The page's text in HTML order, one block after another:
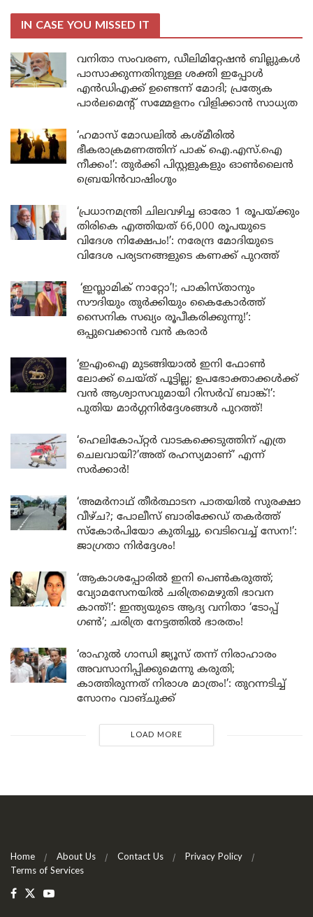
IN CASE YOU MISSED IT
വനിതാ സംവരണ, ഡീലിമിറ്റേഷൻ ബില്ലുകൾ
പാസാക്കുന്നതിനുള്ള ശക്തി ഇപ്പോൾ
എൻഡിഎക്ക് ഉണ്ടെന്ന് മോദി; പ്രത്യേക
പാർലമെന്റ് സമ്മേളനം വിളിക്കാൻ സാധ്യത
‘ഹമാസ് മോഡലിൽ കശ്മീരിൽ
ഭീകരാക്രമണത്തിന് പാക് ഐ.എസ്.ഐ
നീക്കം!’: തുർക്കി പിസ്റ്റളുകളും ഓൺലൈൻ
ബ്രെയിൻവാഷിംഗും
‘പ്രധാനമന്ത്രി ചിലവഴിച്ച ഓരോ 1 രൂപയ്ക്കും
തിരികെ എത്തിയത് 66,000 രൂപയുടെ
വിദേശ നിക്ഷേപം!’: നരേന്ദ്ര മോദിയുടെ
വിദേശ പര്യടനങ്ങളുടെ കണക്ക് പുറത്ത്
‘ഇസ്ലാമിക് നാറ്റോ’!; പാകിസ്താനും
സൗദിയും തുർക്കിയും കൈകോർത്ത്
സൈനിക സഖ്യം രൂപീകരിക്കുന്നു!’:
ഒപ്പുവെക്കാൻ വൻ കരാർ
‘ഇഎംഐ മുടങ്ങിയാൽ ഇനി ഫോൺ
ലോക്ക് ചെയ്ത് പൂട്ടില്ല; ഉപഭോക്താക്കൾക്ക്
വൻ ആശ്വാസവുമായി റിസർവ് ബാങ്ക്!’:
പുതിയ മാർഗ്ഗനിർദ്ദേശങ്ങൾ പുറത്ത്!
‘ഹെലികോപ്റ്റർ വാടകക്കെടുത്തിന് എത്ര
ചെലവായി?’അത് രഹസ്യമാണ്’ എന്ന്
സർക്കാർ!
‘അമർനാഥ് തീർത്ഥാടന പാതയിൽ സുരക്ഷാ
വീഴ്ച?; പോലീസ് ബാരിക്കേഡ് തകർത്ത്
സ്കോർപിയോ കുതിച്ചു, വെടിവെച്ച് സേന!’:
ജാഗ്രതാ നിർദ്ദേശം!
‘ആകാശപ്പോരിൽ ഇനി പെൺകരുത്ത്;
വ്യോമസേനയിൽ ചരിത്രമെഴുതി ഭാവന
കാന്ത്!’: ഇന്ത്യയുടെ ആദ്യ വനിതാ ‘ടോപ്പ്
ഗൺ’; ചരിത്ര നേട്ടത്തിൽ ഭാരതം!
‘രാഹുൽ ഗാന്ധി ജ്യൂസ് തന്ന് നിരാഹാരം
അവസാനിപ്പിക്കുമെന്നു കരുതി;
കാത്തിരുന്നത് നിരാശ മാത്രം!’: തുറന്നടിച്ച്
സോനം വാങ്‌ചുക്ക്
LOAD MORE
Home About Us Contact Us
Privacy Policy
Terms of Services